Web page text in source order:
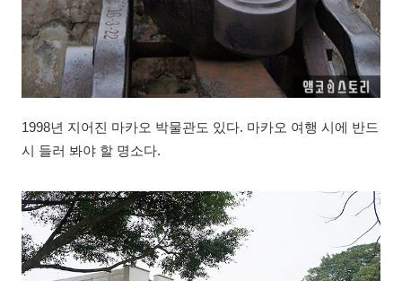
1998년 지어진 마카오 박물관도 있다. 마카오 여행 시에 반드
시 들러 봐야 할 명소다.